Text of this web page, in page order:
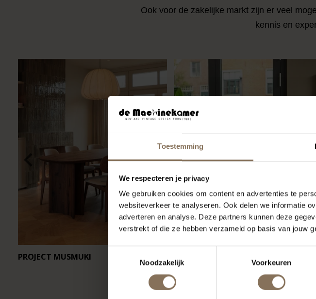
Toestemming
We respecteren je privacy
We gebruiken cookies om content en advertenties te
websiteverkeer te analyseren. Ook delen we informatie
adverteren en analyse. Deze partners kunnen deze
verstrekt of die ze hebben verzameld op basis van jouw
Noodzakelijk
Voorkeuren
Ook voor de zakelijke markt zijn er veel
kennis en
PROJECT MUSMUKI